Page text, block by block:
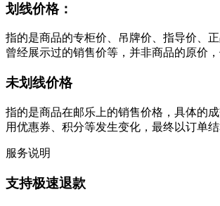
划线价格：
指的是商品的专柜价、吊牌价、指导价、
曾经展示过的销售价等，并非商品的原价，
未划线价格
指的是商品在邮乐上的销售价格，具体的
用优惠券、积分等发生变化，最终以订单结
服务说明
支持极速退款